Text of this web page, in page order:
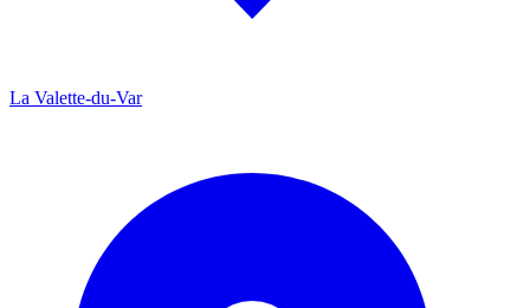
La Valette-du-Var